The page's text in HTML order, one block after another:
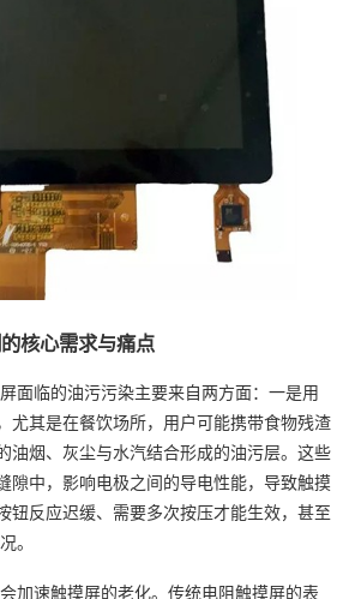
核心需求与痛点
面临的油污污染主要来自两方面：一是用
尤其是在餐饮场所，用户可能携带食物残渣
油烟、灰尘与水汽结合形成的油污层。这些
隙中，影响电极之间的导电性能，导致触摸
钮反应迟缓、需要多次按压才能生效，甚至
。
加速触摸屏的老化。传统电阻触摸屏的表